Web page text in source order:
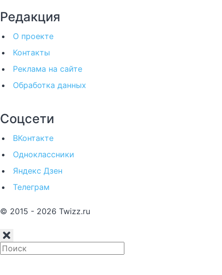
Редакция
О проекте
Контакты
Реклама на сайте
Обработка данных
Соцсети
ВКонтакте
Одноклассники
Яндекс Дзен
Телеграм
© 2015 - 2026 Twizz.ru